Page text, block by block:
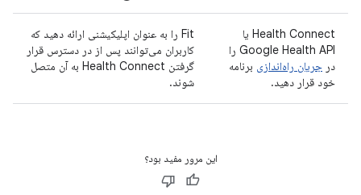
Health Connect یا
Google Health API را
در جریان راه‌اندازی برنامه
خود قرار دهید.
Fit را به عنوان اپلیکیشنی ارائه دهید که
کاربران می‌توانند پس از در دسترس قرار
گرفتن Health Connect به آن متصل
شوند.
این مرور مفید بود؟